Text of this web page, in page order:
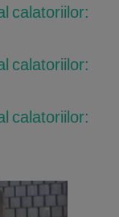
calatoriilor:
calatoriilor:
calatoriilor: